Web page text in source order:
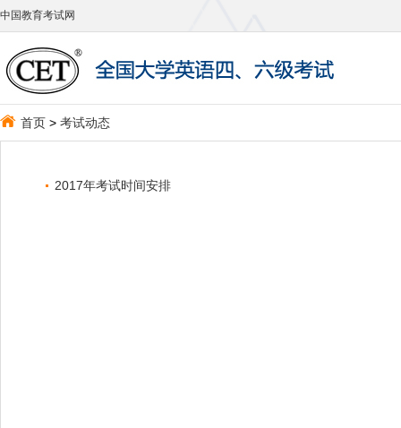
中国教育考试网
首页 > 考试动态
2017年考试时间安排